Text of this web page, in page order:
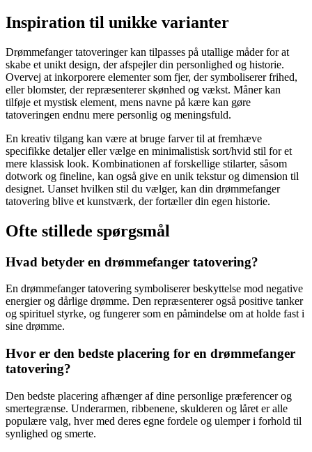
Inspiration til unikke varianter
Drømmefanger tatoveringer kan tilpasses på utallige måder for at
skabe et unikt design, der afspejler din personlighed og historie.
Overvej at inkorporere elementer som fjer, der symboliserer frihed,
eller blomster, der repræsenterer skønhed og vækst. Måner kan
tilføje et mystisk element, mens navne på kære kan gøre
tatoveringen endnu mere personlig og meningsfuld.
En kreativ tilgang kan være at bruge farver til at fremhæve
specifikke detaljer eller vælge en minimalistisk sort/hvid stil for et
mere klassisk look. Kombinationen af forskellige stilarter, såsom
dotwork og fineline, kan også give en unik tekstur og dimension til
designet. Uanset hvilken stil du vælger, kan din drømmefanger
tatovering blive et kunstværk, der fortæller din egen historie.
Ofte stillede spørgsmål
Hvad betyder en drømmefanger tatovering?
En drømmefanger tatovering symboliserer beskyttelse mod negative
energier og dårlige drømme. Den repræsenterer også positive tanker
og spirituel styrke, og fungerer som en påmindelse om at holde fast i
sine drømme.
Hvor er den bedste placering for en drømmefanger
tatovering?
Den bedste placering afhænger af dine personlige præferencer og
smertegrænse. Underarmen, ribbenene, skulderen og låret er alle
populære valg, hver med deres egne fordele og ulemper i forhold til
synlighed og smerte.